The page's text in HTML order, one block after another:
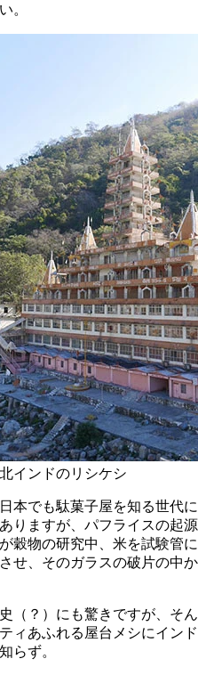
。
インドのリシケシ
本でも駄菓子屋を知る世代に
りますが、パフライスの起源
穀物の研究中、米を試験管に
せ、そのガラスの破片の中か
（？）にも驚きですが、そん
ィあふれる屋台メシにインド
らず。